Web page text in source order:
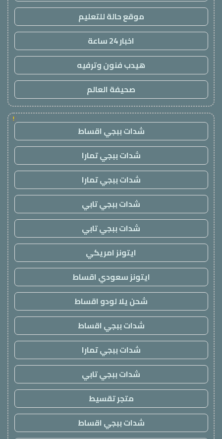
موقع حالة للتعليم
اخبار 24 ساعة
هيدب فنون وترفيه
صحيفة العالم
!
شدات ببجي اقساط
شدات ببجي تمارا
شدات ببجي تمارا
شدات ببجي تابي
شدات ببجي تابي
ايتونز امريكي
ايتونز سعودي اقساط
شحن يلا لودو اقساط
شدات ببجي اقساط
شدات ببجي تمارا
شدات ببجي تابي
متجر تقسيط
شدات ببجي اقساط